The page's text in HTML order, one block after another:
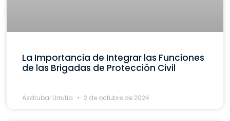
La Importancia de Integrar las Funciones
de las Brigadas de Protección Civil
Asdrubal Urrutia 2 de octubre de 2024